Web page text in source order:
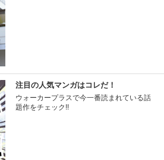
注目の人気マンガはコレだ！
ウォーカープラスで今一番読まれている話
題作をチェック!!